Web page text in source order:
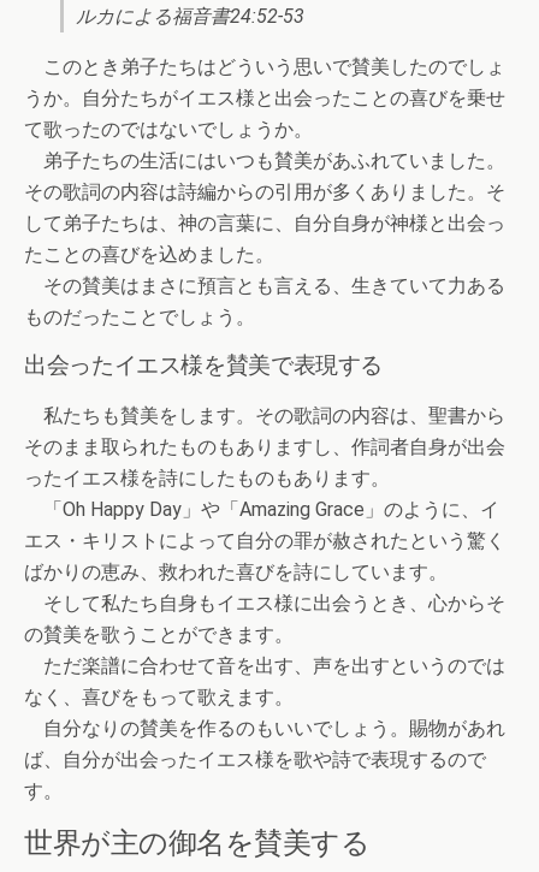
ルカによる福音書24:52-53
このとき弟子たちはどういう思いで賛美したのでしょ
うか。自分たちがイエス様と出会ったことの喜びを乗せ
て歌ったのではないでしょうか。
弟子たちの生活にはいつも賛美があふれていました。
その歌詞の内容は詩編からの引用が多くありました。そ
して弟子たちは、神の言葉に、自分自身が神様と出会っ
たことの喜びを込めました。
その賛美はまさに預言とも言える、生きていて力ある
ものだったことでしょう。
出会ったイエス様を賛美で表現する
私たちも賛美をします。その歌詞の内容は、聖書から
そのまま取られたものもありますし、作詞者自身が出会
ったイエス様を詩にしたものもあります。
「Oh Happy Day」や「Amazing Grace」のように、イ
エス・キリストによって自分の罪が赦されたという驚く
ばかりの恵み、救われた喜びを詩にしています。
そして私たち自身もイエス様に出会うとき、心からそ
の賛美を歌うことができます。
ただ楽譜に合わせて音を出す、声を出すというのでは
なく、喜びをもって歌えます。
自分なりの賛美を作るのもいいでしょう。賜物があれ
ば、自分が出会ったイエス様を歌や詩で表現するので
す。
世界が主の御名を賛美する